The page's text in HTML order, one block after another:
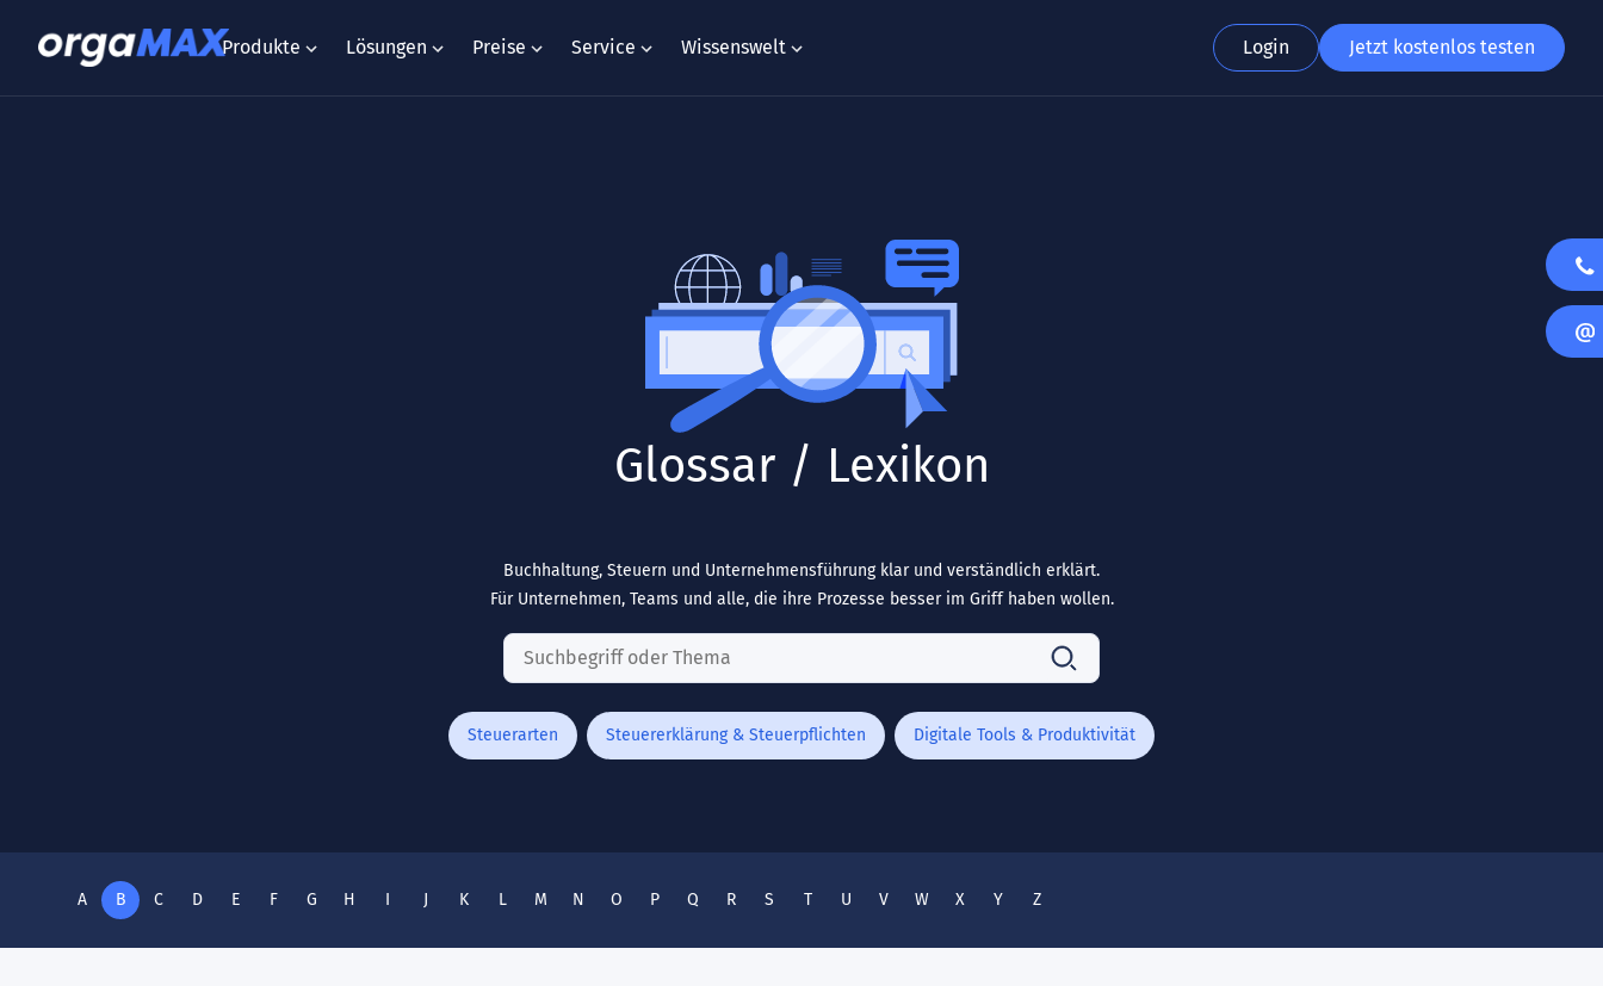
Produkte Lösungen Preise Service Wissenswelt Jetzt kostenlos testen
Login
Glossar / Lexikon
Buchhaltung, Steuern und Unternehmensführung klar und verständlich erklärt.
Für Unternehmen, Teams und alle, die ihre Prozesse besser im Griff haben wollen.
Steuerarten Steuererklärung & Steuerpflichten Digitale Tools & Produktivität
A B C D E F G H I J K L M N O P Q R S T U V W X Y Z